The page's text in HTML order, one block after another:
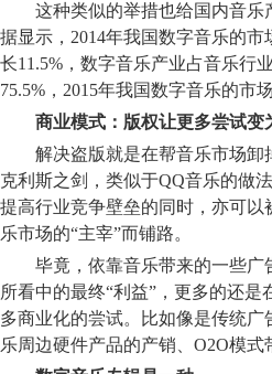
这种类似的举措也给国内音
据显示，2014年我国数字音乐的市
长11.5%，数字音乐产业占音乐行
75.5%，2015年我国数字音乐的市
商业模式：版权让更多尝试变
解决盗版就是在帮音乐市场
克利斯之剑，类似于QQ音乐的做
提高行业竞争壁垒的同时，亦可
乐市场的“主宰”而铺路。
毕竟，依靠音乐带来的一些
所看中的最终“利益”，更多的还
多商业化的尝试。比如像是传统
乐周边硬件产品的产销、O2O模式